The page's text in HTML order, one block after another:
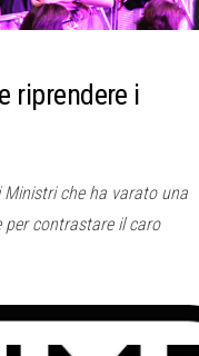
riprendere i
Ministri che ha varato una
per contrastare il caro